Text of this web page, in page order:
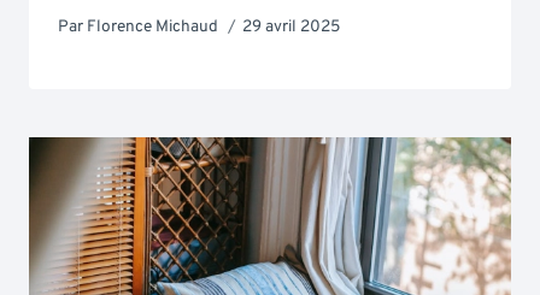
Par Florence Michaud 29 avril 2025